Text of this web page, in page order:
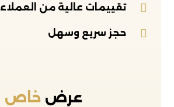
تقييمات عالية من العملاء
حجز سريع وسهل
عرض خاص